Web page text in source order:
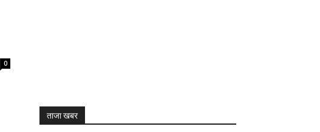
0
ताजा खबर